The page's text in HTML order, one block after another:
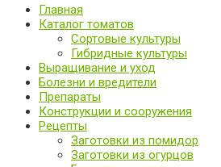
Главная
Каталог томатов
Сортовые культуры
Гибридные культуры
Выращивание и уход
Болезни и вредители
Препараты
Конструкции и сооружения
Рецепты
Заготовки из помидор
Заготовки из огурцов